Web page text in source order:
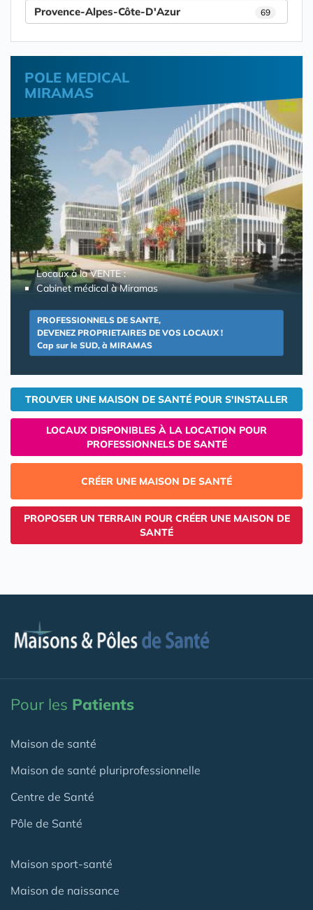
Provence-Alpes-Côte-D'Azur 69
POLE MEDICAL
MIRAMAS
Locaux à la VENTE :
Cabinet médical à Miramas
PROFESSIONNELS DE SANTE,
DEVENEZ PROPRIETAIRES DE VOS LOCAUX !
Cap sur le SUD, à MIRAMAS
TROUVER UNE MAISON DE SANTÉ POUR S'INSTALLER
LOCAUX DISPONIBLES À LA LOCATION POUR
PROFESSIONNELS DE SANTÉ
CRÉER UNE MAISON DE SANTÉ
PROPOSER UN TERRAIN POUR CRÉER UNE MAISON DE
SANTÉ
Pour les Patients
Maison de santé
Maison de santé pluriprofessionnelle
Centre de Santé
Pôle de Santé
Maison sport-santé
Maison de naissance